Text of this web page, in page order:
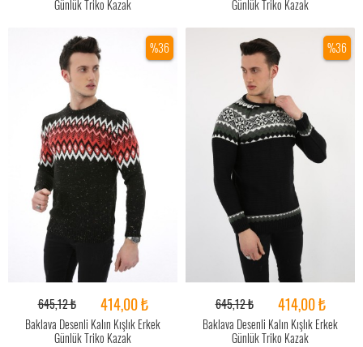
Günlük Triko Kazak
Günlük Triko Kazak
%36
645,12 ₺ 414,00 ₺
Baklava Desenli Kalın Kışlık Erkek
Günlük Triko Kazak
%36
645,12 ₺ 414,00 ₺
Baklava Desenli Kalın Kışlık Erkek
Günlük Triko Kazak